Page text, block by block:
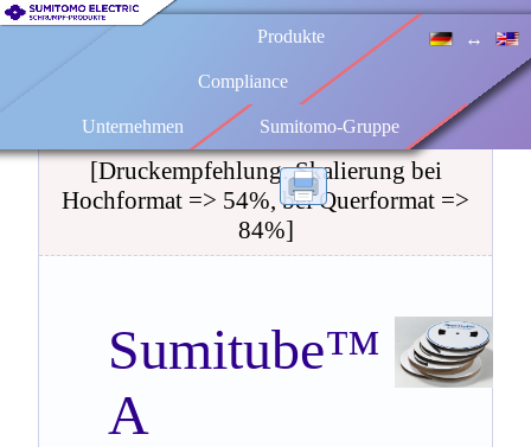
↔
Produkte
Compliance
Sumitomo-Gruppe
Unternehmen
Technisches Datenblatt
Datenblatt drucken:
[Druckempfehlung: Skalierung bei
Hochformat => 54%, bei Querformat =>
84%]
Sumitube™
A